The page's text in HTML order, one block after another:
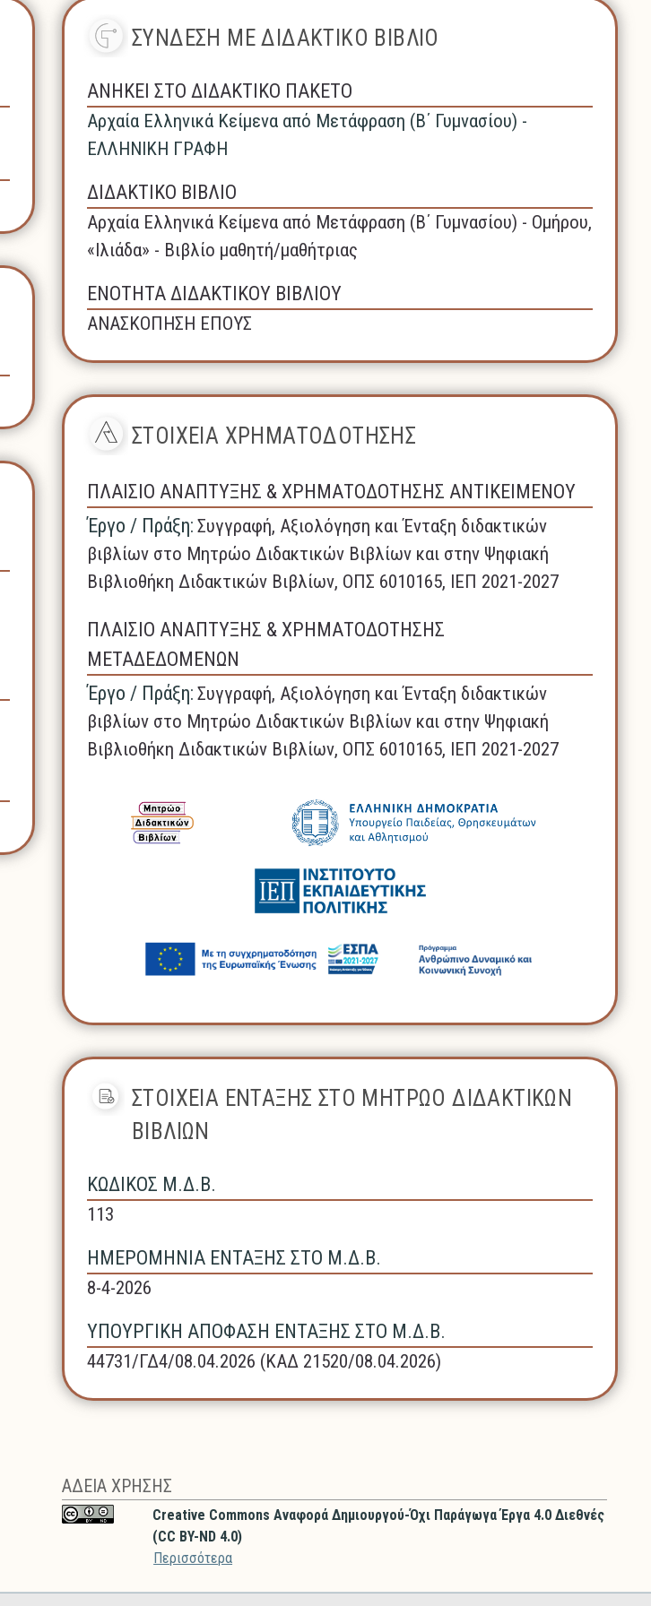
ΣΥΝΔΕΣΗ ΜΕ ΔΙΔΑΚΤΙΚΟ ΒΙΒΛΙΟ
ΑΝΗΚΕΙ ΣΤΟ ΔΙΔΑΚΤΙΚΟ ΠΑΚΕΤΟ
Αρχαία Ελληνικά Κείμενα από Μετάφραση (Β΄ Γυμνασίου) -
ΕΛΛΗΝΙΚΗ ΓΡΑΦΗ
ΔΙΔΑΚΤΙΚΟ ΒΙΒΛΙΟ
Αρχαία Ελληνικά Κείμενα από Μετάφραση (Β΄ Γυμνασίου) - Ομήρου,
«Ιλιάδα» - Βιβλίο μαθητή/μαθήτριας
ΕΝΟΤΗΤΑ ΔΙΔΑΚΤΙΚΟΥ ΒΙΒΛΙΟΥ
ΑΝΑΣΚΟΠΗΣΗ ΕΠΟΥΣ
ΣΤΟΙΧΕΙΑ ΧΡΗΜΑΤΟΔΟΤΗΣΗΣ
ΠΛΑΙΣΙΟ ΑΝΑΠΤΥΞΗΣ & ΧΡΗΜΑΤΟΔΟΤΗΣΗΣ ΑΝΤΙΚΕΙΜΕΝΟΥ
Έργο / Πράξη: Συγγραφή, Αξιολόγηση και Ένταξη διδακτικών
βιβλίων στο Μητρώο Διδακτικών Βιβλίων και στην Ψηφιακή
Βιβλιοθήκη Διδακτικών Βιβλίων, ΟΠΣ 6010165, ΙΕΠ 2021-2027
ΠΛΑΙΣΙΟ ΑΝΑΠΤΥΞΗΣ & ΧΡΗΜΑΤΟΔΟΤΗΣΗΣ
ΜΕΤΑΔΕΔΟΜΕΝΩΝ
Έργο / Πράξη: Συγγραφή, Αξιολόγηση και Ένταξη διδακτικών
βιβλίων στο Μητρώο Διδακτικών Βιβλίων και στην Ψηφιακή
Βιβλιοθήκη Διδακτικών Βιβλίων, ΟΠΣ 6010165, ΙΕΠ 2021-2027
ΣΤΟΙΧΕΙΑ ΕΝΤΑΞΗΣ ΣΤΟ ΜΗΤΡΩΟ ΔΙΔΑΚΤΙΚΩΝ
ΒΙΒΛΙΩΝ
ΚΩΔΙΚΟΣ Μ.Δ.Β.
113
ΗΜΕΡΟΜΗΝΙΑ ΕΝΤΑΞΗΣ ΣΤΟ Μ.Δ.Β.
8-4-2026
ΥΠΟΥΡΓΙΚΗ ΑΠΟΦΑΣΗ ΕΝΤΑΞΗΣ ΣΤΟ Μ.Δ.Β.
44731/ΓΔ4/08.04.2026 (ΚΑΔ 21520/08.04.2026)
ΑΔΕΙΑ ΧΡΗΣΗΣ
Creative Commons Αναφορά Δημιουργού-Όχι Παράγωγα Έργα 4.0 Διεθνές
(CC BY-ND 4.0)
Περισσότερα